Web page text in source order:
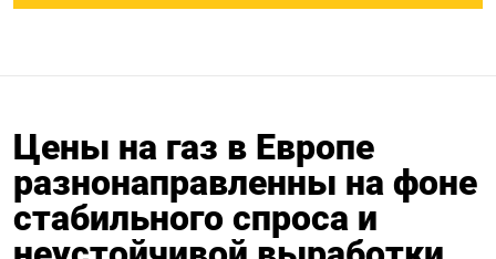
Цены на газ в Европе
разнонаправленны на фоне
стабильного спроса и